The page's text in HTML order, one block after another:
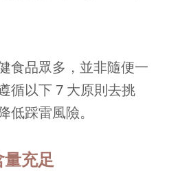
食品眾多，並非隨便一
循以下 7 大原則去挑
低踩雷風險。
充足